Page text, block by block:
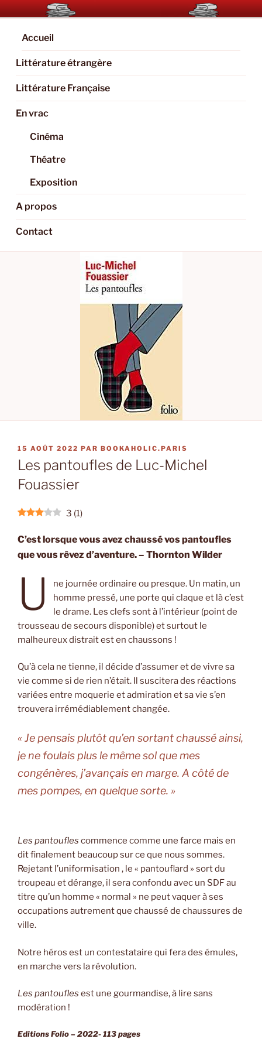
Aller
au
contenu
principal
BOOKAHOLIC.PARIS
Blog Littéraire et Culturel
Accueil
Littérature étrangère
Littérature Française
En vrac
Cinéma
Théatre
Exposition
A propos
Contact
PUBLIÉ
LE
15 AOÛT 2022 PAR BOOKAHOLIC.PARIS
Les pantoufles de Luc-Michel
Fouassier
3 (1)
C’est lorsque vous avez chaussé vos pantoufles
que vous rêvez d’aventure. – Thornton Wilder
U
ne journée ordinaire ou presque. Un matin, un
homme pressé, une porte qui claque et là c’est
le drame. Les clefs sont à l’intérieur (point de
trousseau de secours disponible) et surtout le
malheureux distrait est en chaussons !
Qu’à cela ne tienne, il décide d’assumer et de vivre sa
vie comme si de rien n’était. Il suscitera des réactions
variées entre moquerie et admiration et sa vie s’en
trouvera irrémédiablement changée.
« Je pensais plutôt qu’en sortant chaussé ainsi,
je ne foulais plus le même sol que mes
congénères, j’avançais en marge. A côté de
mes pompes, en quelque sorte. »
Les pantoufles commence comme une farce mais en
dit finalement beaucoup sur ce que nous sommes.
Rejetant l’uniformisation , le « pantouflard » sort du
troupeau et dérange, il sera confondu avec un SDF au
titre qu’un homme « normal » ne peut vaquer à ses
occupations autrement que chaussé de chaussures de
ville.
Notre héros est un contestataire qui fera des émules,
en marche vers la révolution.
Les pantoufles est une gourmandise, à lire sans
modération !
Editions Folio – 2022- 113 pages